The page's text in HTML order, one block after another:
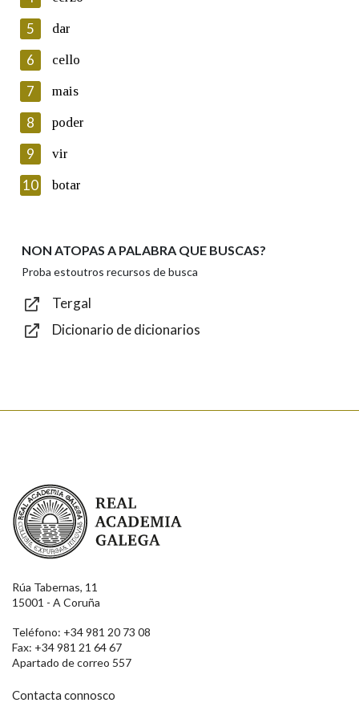
Lin e acepto as condicións da política de
Introduce o código que aparece na imaxe:
Texto de verificación
Enviar
5 dar
6 cello
7 mais
8 poder
9 vir
10 botar
NON ATOPAS A PALABRA QUE BUSCAS?
Proba estoutros recursos de busca
Tergal
Dicionario de dicionarios
Real Academia Galega
Rúa Tabernas, 11
15001 - A Coruña
Teléfono: +34 981 20 73 08
Fax: +34 981 21 64 67
Apartado de correo 557
Contacta connosco